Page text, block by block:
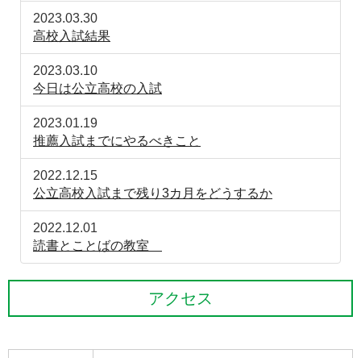
2023.03.30
高校入試結果
2023.03.10
今日は公立高校の入試
2023.01.19
推薦入試までにやるべきこと
2022.12.15
公立高校入試まで残り3カ月をどうするか
2022.12.01
読書とことばの教室
アクセス